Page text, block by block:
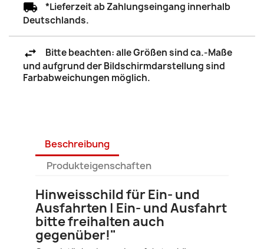
*Lieferzeit ab Zahlungseingang innerhalb
Deutschlands.
Bitte beachten: alle Größen sind ca.-Maße
und aufgrund der Bildschirmdarstellung sind
Farbabweichungen möglich.
Beschreibung
Produkteigenschaften
Hinweisschild für Ein- und
Ausfahrten | Ein- und Ausfahrt
bitte freihalten auch
gegenüber!"